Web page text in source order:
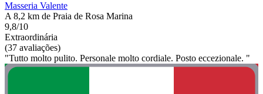
Masseria Valente
A 8,2 km de Praia de Rosa Marina
9,8/10
Extraordinária
(37 avaliações)
"Tutto molto pulito. Personale molto cordiale. Posto eccezionale. "